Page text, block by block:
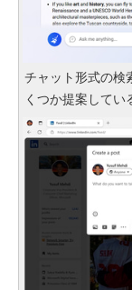
チャット形式の検
くつか提案してい